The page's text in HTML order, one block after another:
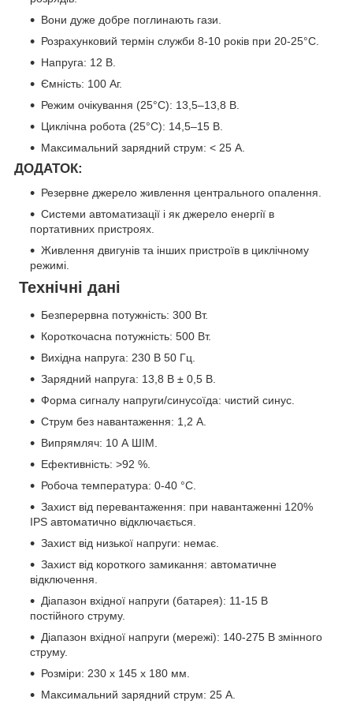
Вони дуже добре поглинають гази.
Розрахунковий термін служби 8-10 років при 20-25°С.
Напруга: 12 В.
Ємність: 100 Аг.
Режим очікування (25°C): 13,5–13,8 В.
Циклічна робота (25°C): 14,5–15 В.
Максимальний зарядний струм: < 25 А.
ДОДАТОК:
Резервне джерело живлення центрального опалення.
Системи автоматизації і як джерело енергії в
портативних пристроях.
Живлення двигунів та інших пристроїв в циклічному
режимі.
Технічні дані
Безперервна потужність: 300 Вт.
Короткочасна потужність: 500 Вт.
Вихідна напруга: 230 В 50 Гц.
Зарядний напруга: 13,8 В ± 0,5 В.
Форма сигналу напруги/синусоїда: чистий синус.
Струм без навантаження: 1,2 А.
Випрямляч: 10 А ШІМ.
Ефективність: >92 %.
Робоча температура: 0-40 °С.
Захист від перевантаження: при навантаженні 120%
IPS автоматично відключається.
Захист від низької напруги: немає.
Захист від короткого замикання: автоматичне
відключення.
Діапазон вхідної напруги (батарея): 11-15 В
постійного струму.
Діапазон вхідної напруги (мережі): 140-275 В змінного
струму.
Розміри: 230 х 145 х 180 мм.
Максимальний зарядний струм: 25 А.